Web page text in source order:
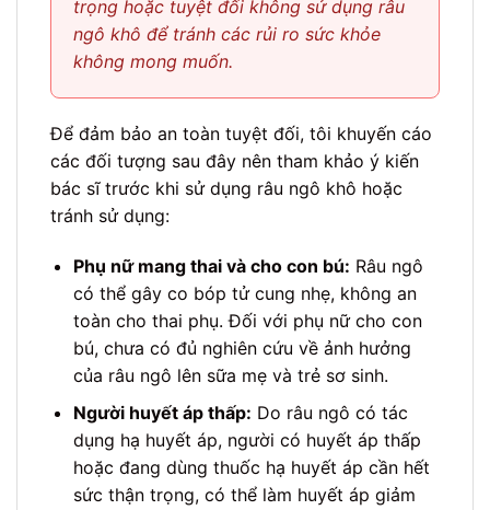
trọng hoặc tuyệt đối không sử dụng râu
ngô khô để tránh các rủi ro sức khỏe
không mong muốn.
Để đảm bảo an toàn tuyệt đối, tôi khuyến cáo
các đối tượng sau đây nên tham khảo ý kiến
bác sĩ trước khi sử dụng râu ngô khô hoặc
tránh sử dụng:
Phụ nữ mang thai và cho con bú: Râu ngô
có thể gây co bóp tử cung nhẹ, không an
toàn cho thai phụ. Đối với phụ nữ cho con
bú, chưa có đủ nghiên cứu về ảnh hưởng
của râu ngô lên sữa mẹ và trẻ sơ sinh.
Người huyết áp thấp: Do râu ngô có tác
dụng hạ huyết áp, người có huyết áp thấp
hoặc đang dùng thuốc hạ huyết áp cần hết
sức thận trọng, có thể làm huyết áp giảm